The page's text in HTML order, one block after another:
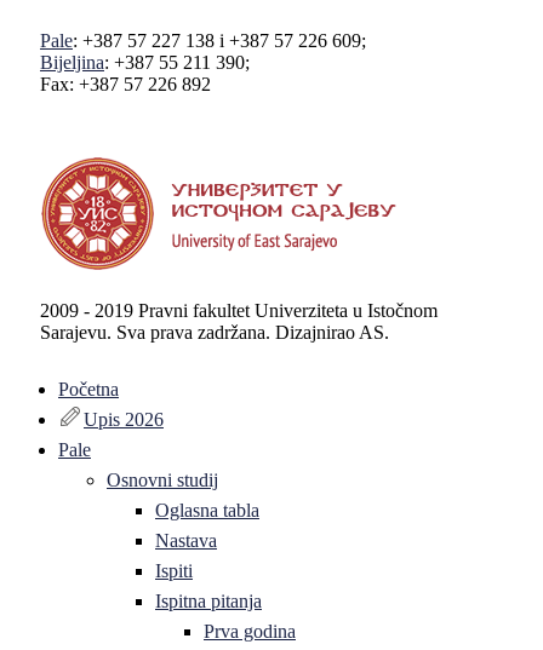
Pale: +387 57 227 138 i +387 57 226 609;
Bijeljina: +387 55 211 390;
Fax: +387 57 226 892
2009 - 2019 Pravni fakultet Univerziteta u Istočnom
Sarajevu. Sva prava zadržana. Dizajnirao AS.
Početna
Upis 2026
Pale
Osnovni studij
Oglasna tabla
Nastava
Ispiti
Ispitna pitanja
Prva godina